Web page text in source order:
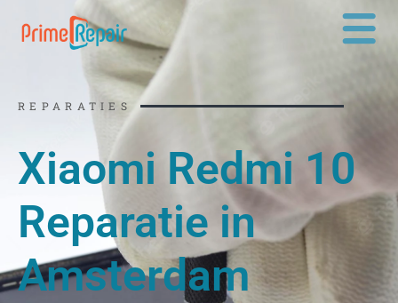
naar
REPARATIES
Xiaomi Redmi 10
Reparatie in
Amsterdam